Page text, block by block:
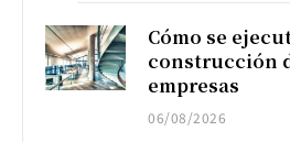
Cómo se
construcción
empresas
06/08/2026